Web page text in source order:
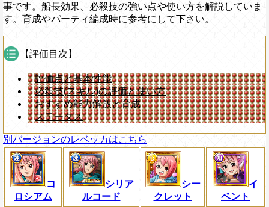
事です。船長効果、必殺技の強い点や使い方を解説していま
す。育成やパーティ編成時に参考にして下さい。
【評価目次】
評価点と基本性能
必殺技(スキル)の評価と使い方
おすすめ能力解放と育成
ステータス
別バージョンのレベッカはこちら
コ
ロシアム
シリア
ルコード
シー
クレット
イ
ベント